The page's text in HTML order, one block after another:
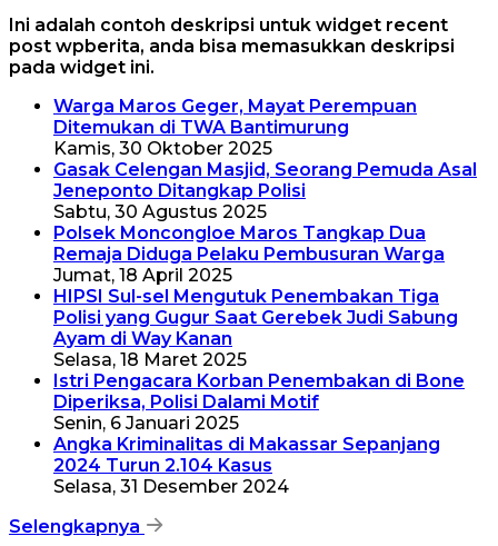
Ini adalah contoh deskripsi untuk widget recent
post wpberita, anda bisa memasukkan deskripsi
pada widget ini.
Warga Maros Geger, Mayat Perempuan
Ditemukan di TWA Bantimurung
Kamis, 30 Oktober 2025
Gasak Celengan Masjid, Seorang Pemuda Asal
Jeneponto Ditangkap Polisi
Sabtu, 30 Agustus 2025
Polsek Moncongloe Maros Tangkap Dua
Remaja Diduga Pelaku Pembusuran Warga
Jumat, 18 April 2025
HIPSI Sul-sel Mengutuk Penembakan Tiga
Polisi yang Gugur Saat Gerebek Judi Sabung
Ayam di Way Kanan
Selasa, 18 Maret 2025
Istri Pengacara Korban Penembakan di Bone
Diperiksa, Polisi Dalami Motif
Senin, 6 Januari 2025
Angka Kriminalitas di Makassar Sepanjang
2024 Turun 2.104 Kasus
Selasa, 31 Desember 2024
Selengkapnya